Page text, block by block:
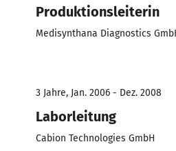
Produktionsleiterin
Medisynthana Diagnostics
3 Jahre, Jan. 2006 - Dez. 2008
Laborleitung
Cabion Technologies GmbH